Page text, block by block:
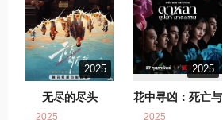
2025
无尽的尽头
2025
2025
花中寻凶：死亡与
2025